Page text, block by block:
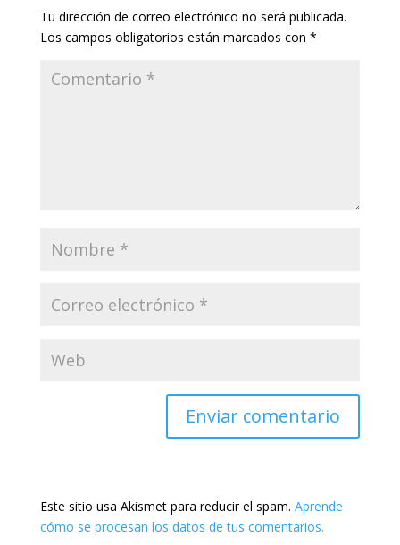
Tu dirección de correo electrónico no será publicada.
Los campos obligatorios están marcados con *
Este sitio usa Akismet para reducir el spam. Aprende
cómo se procesan los datos de tus comentarios.